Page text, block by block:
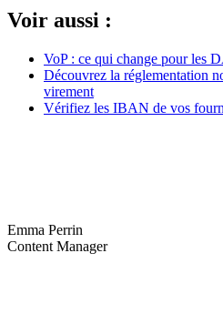
Voir aussi :
VoP : ce qui change pour les
Découvrez la réglementation
virement
Vérifiez les IBAN de vos
Emma Perrin
Content Manager